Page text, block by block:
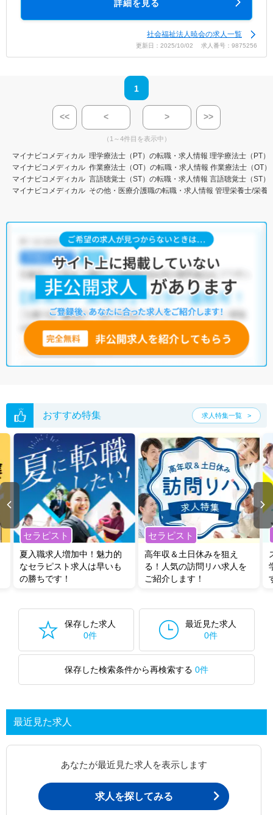
詳細を見る
社会福祉法人暁会の求人一覧
更新日：2025/10/02 求人番号：9875256
1
<< < > >>
（1～4件目を表示中）
マイナビコメディカル 理学療法士（PT）の転職・求人情報 理学療法士（PT）
マイナビコメディカル 作業療法士（OT）の転職・求人情報 作業療法士（OT
マイナビコメディカル 言語聴覚士（ST）の転職・求人情報 言語聴覚士（ST）
マイナビコメディカル その他・医療介護職の転職・求人情報 管理栄養士/栄養
おすすめ特集 求人特集一覧
セラピスト
夏入職求人増加中！魅力的
なセラピスト求人は早いも
の勝ちです！
セラピスト
高年収＆土日休みを狙え
る！人気の訪問リハ求人を
ご紹介します！
保存した求人
0件
最近見た求人
0件
保存した検索条件から再検索する 0件
最近見た求人
あなたが最近見た求人を表示します
求人を探してみる